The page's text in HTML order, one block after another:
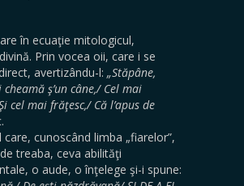
în ecuaţie mitologicul,
Prin vocea oii, care i se
avertizându-l: „Stăpâne,
ş’un câne,/ Cel mai
cel mai frăţesc,/ Că l’apus de
care, cunoscând limba „fiarelor”,
treaba, ceva abilităţi
o aude, o înţelege şi-i spune: